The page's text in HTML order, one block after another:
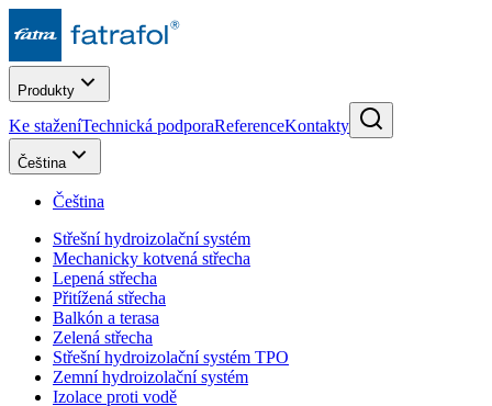
Produkty
Ke staženíTechnická podporaReferenceKontakty
Čeština
Čeština
Střešní hydroizolační systém
Mechanicky kotvená střecha
Lepená střecha
Přitížená střecha
Balkón a terasa
Zelená střecha
Střešní hydroizolační systém TPO
Zemní hydroizolační systém
Izolace proti vodě